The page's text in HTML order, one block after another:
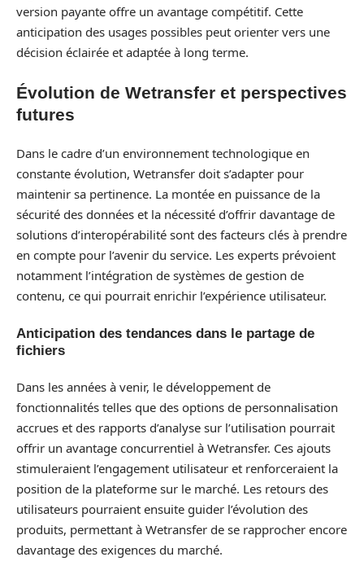
version payante offre un avantage compétitif. Cette
anticipation des usages possibles peut orienter vers une
décision éclairée et adaptée à long terme.
Évolution de Wetransfer et perspectives
futures
Dans le cadre d’un environnement technologique en
constante évolution, Wetransfer doit s’adapter pour
maintenir sa pertinence. La montée en puissance de la
sécurité des données et la nécessité d’offrir davantage de
solutions d’interopérabilité sont des facteurs clés à prendre
en compte pour l’avenir du service. Les experts prévoient
notamment l’intégration de systèmes de gestion de
contenu, ce qui pourrait enrichir l’expérience utilisateur.
Anticipation des tendances dans le partage de
fichiers
Dans les années à venir, le développement de
fonctionnalités telles que des options de personnalisation
accrues et des rapports d’analyse sur l’utilisation pourrait
offrir un avantage concurrentiel à Wetransfer. Ces ajouts
stimuleraient l’engagement utilisateur et renforceraient la
position de la plateforme sur le marché. Les retours des
utilisateurs pourraient ensuite guider l’évolution des
produits, permettant à Wetransfer de se rapprocher encore
davantage des exigences du marché.